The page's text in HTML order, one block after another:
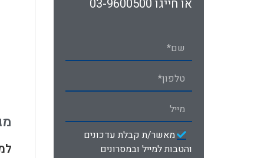
או חייגו 03-9600500
מאשר/ת קבלת עדכונים
והטבות למייל ובמסרונים